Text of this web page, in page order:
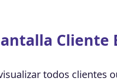
Cliente
todos clientes